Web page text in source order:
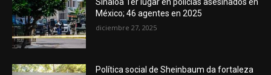
Sinaloa 1er lugar en policías asesinados en
México; 46 agentes en 2025
diciembre 27, 2025
Política social de Sheinbaum da fortaleza